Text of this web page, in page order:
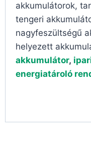
akkumulátorok,
tengeri
nagyfeszültségű
helyezett
akkumulátor,
energiatároló